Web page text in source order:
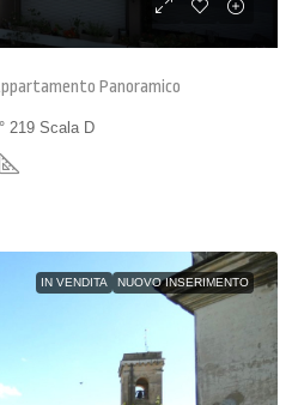
Panoramico
219 Scala D
IN VENDITA NUOVO INSERIMENTO